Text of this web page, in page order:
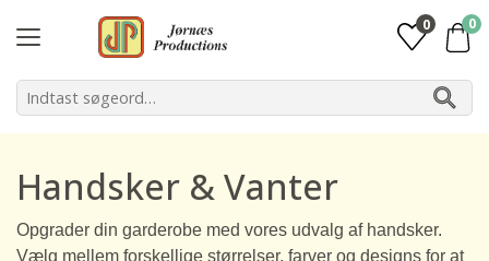
0 0
Handsker & Vanter
Opgrader din garderobe med vores udvalg af handsker.
Vælg mellem forskellige størrelser, farver og designs for at